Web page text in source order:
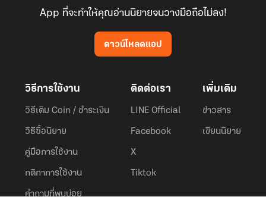
App ที่จะทำให้คุณอ่านนิยายจนวางมือถือไม่ลง!
ดาวน์โหลดแอป
วิธีการใช้งาน
วิธีเติม Coin / ชำระเงิน
วิธีซื้อนิยาย
คู่มือการใช้งาน
กติกาการใช้งาน
คำถามที่พบบ่อย
ติดต่อเรา
LINE Official
Facebook
X
Tiktok
เพิ่มเติม
ข่าวสาร
เขียนนิยาย